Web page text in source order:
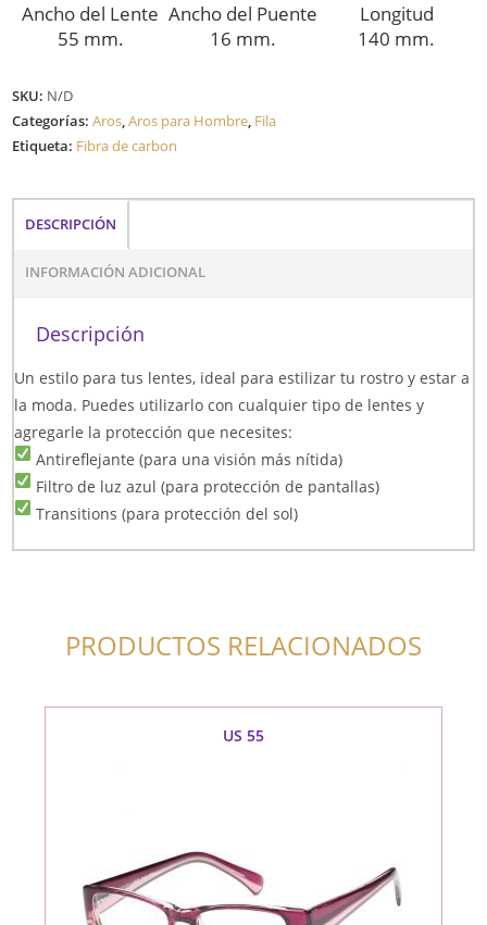
Ancho del Lente
55 mm.
Ancho del Puente
16 mm.
Longitud
140 mm.
SKU: N/D
Categorías:Aros,Aros para Hombre, Fila
Etiqueta: Fibra de carbon
DESCRIPCIÓN
INFORMACIÓN ADICIONAL
Descripción
Un estilo para tus lentes, ideal para estilizar tu rostro y estar a
la moda. Puedes utilizarlo con cualquier tipo de lentes y
agregarle la protección que necesites:
Antireflejante (para una visión más nítida)
Filtro de luz azul (para protección de pantallas)
Transitions (para protección del sol)
PRODUCTOS RELACIONADOS
US 55